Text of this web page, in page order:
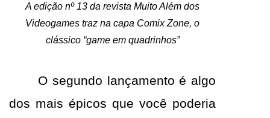
A edição nº 13 da revista Muito Além dos
Videogames traz na capa Comix Zone, o
clássico “game em quadrinhos”
O segundo lançamento é algo
dos mais épicos que você poderia